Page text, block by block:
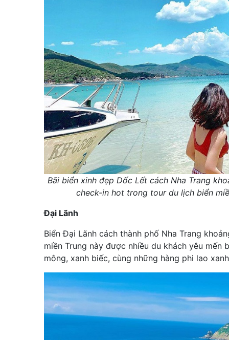
Bãi biển xinh đẹp Dốc Lết cách Nha Trang
check-in hot trong tour du lịch biển
Đại Lãnh
Biển Đại Lãnh cách thành phố Nha Trang
miền Trung này được nhiều du khách yêu mến
mông, xanh biếc, cùng những hàng phi lao